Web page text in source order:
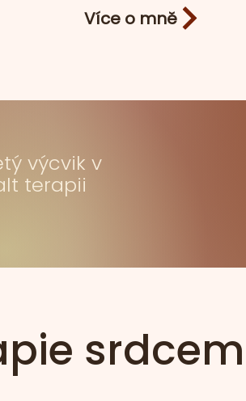
Více o mně
výcvik v
terapii
srdcem